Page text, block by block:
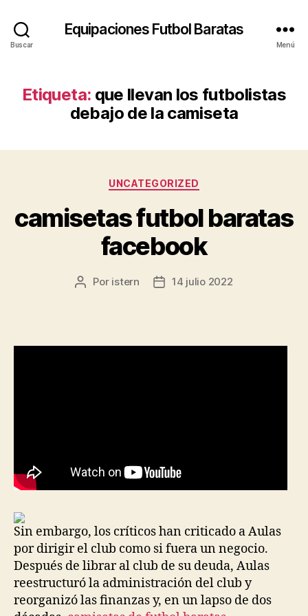
Buscar
Equipaciones Futbol Baratas
Menú
Etiqueta: que llevan los futbolistas
debajo de la camiseta
Categorías
UNCATEGORIZED
camisetas futbol baratas
facebook
Autor
Por istern
Fecha14 julio 2022
Sin embargo, los críticos han criticado a Aulas
por dirigir el club como si fuera un negocio.
Después de librar al club de su deuda, Aulas
reestructuró la administración del club y
reorganizó las finanzas y, en un lapso de dos